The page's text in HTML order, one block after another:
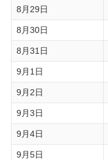
8月29日
8月30日
8月31日
9月1日
9月2日
9月3日
9月4日
9月5日